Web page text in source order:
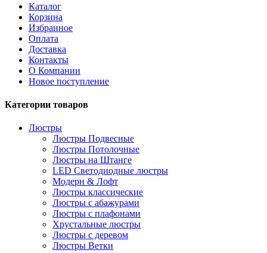
Каталог
Корзина
Избранное
Оплата
Доставка
Контакты
О Компании
Новое поступление
Категории товаров
Люстры
Люстры Подвесные
Люстры Потолочные
Люстры на Штанге
LED Светодиодные люстры
Модерн & Лофт
Люстры классические
Люстры с абажурами
Люстры с плафонами
Хрустальные люстры
Люстры с деревом
Люстры Ветки